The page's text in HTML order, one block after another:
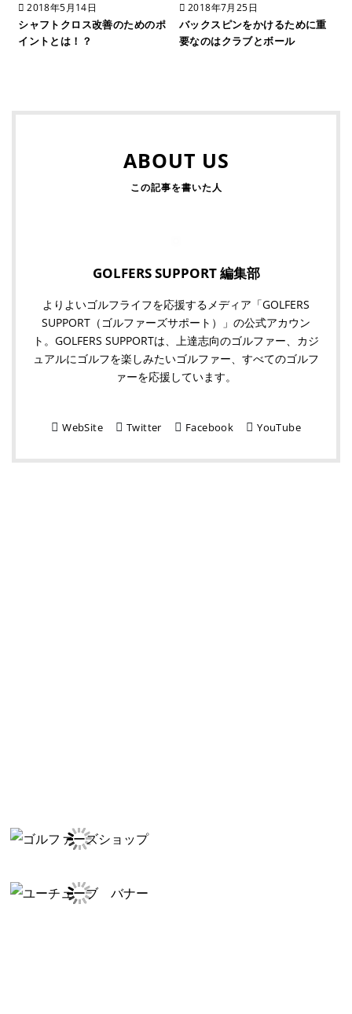
2018年5月14日
シャフトクロス改善のためのポ
イントとは！？
2018年7月25日
バックスピンをかけるために重
要なのはクラブとボール
ABOUT US
GOLFERS SUPPORT 編集部
よりよいゴルフライフを応援するメディア「GOLFERS
SUPPORT（ゴルファーズサポート）」の公式アカウン
ト。GOLFERS SUPPORTは、上達志向のゴルファー、カジ
ュアルにゴルフを楽しみたいゴルファー、すべてのゴルフ
ァーを応援しています。
WebSite Twitter Facebook YouTube